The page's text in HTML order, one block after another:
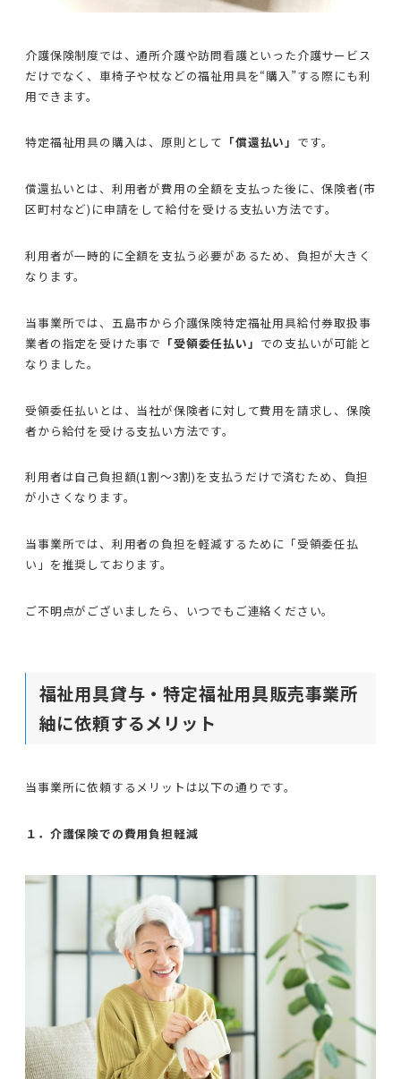
介護保険制度では、通所介護や訪問看護といった介護サービス
だけでなく、車椅子や杖などの福祉用具を“購入”する際にも利
用できます。
特定福祉用具の購入は、原則として 「償還払い」 です。
償還払いとは、利用者が費用の全額を支払った後に、保険者(市
区町村など)に申請をして給付を受ける支払い方法です。
利用者が一時的に全額を支払う必要があるため、負担が大きく
なります。
当事業所では、五島市から介護保険特定福祉用具給付券取扱事
業者の指定を受けた事で 「受領委任払い」 での支払いが可能と
なりました。
受領委任払いとは、当社が保険者に対して費用を請求し、保険
者から給付を受ける支払い方法です。
利用者は自己負担額(1割〜3割)を支払うだけで済むため、負担
が小さくなります。
当事業所では、利用者の負担を軽減するために「受領委任払
い」を推奨しております。
ご不明点がございましたら、いつでもご連絡ください。
福祉用具貸与・特定福祉用具販売事業所
紬に依頼するメリット
当事業所に依頼するメリットは以下の通りです。
１．介護保険での費用負担軽減